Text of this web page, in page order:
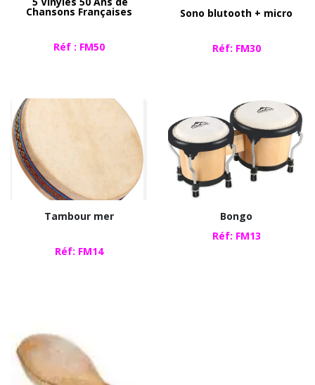
Chansons Françaises
Réf : FM50
Sono blutooth + micro
Réf: FM30
Tambour mer
Réf: FM14
Bongo
​Réf: FM13